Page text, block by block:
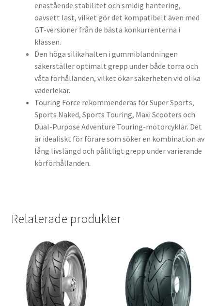
enastående stabilitet och smidig hantering,
oavsett last, vilket gör det kompatibelt även med
GT-versioner från de bästa konkurrenterna i
klassen.
Den höga silikahalten i gummiblandningen
säkerställer optimalt grepp under både torra och
våta förhållanden, vilket ökar säkerheten vid olika
väderlekar.
Touring Force rekommenderas för Super Sports,
Sports Naked, Sports Touring, Maxi Scooters och
Dual-Purpose Adventure Touring-motorcyklar. Det
är idealiskt för förare som söker en kombination av
lång livslängd och pålitligt grepp under varierande
körförhållanden.
Relaterade produkter